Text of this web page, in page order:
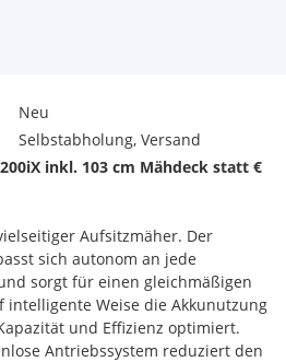
Neu
Selbstabholung, Versand
inkl. 103 cm Mähdeck statt €
Aufsitzmäher. Der
sich autonom an jede
sorgt für einen gleichmäßigen
intelligente Weise die Akkunutzung
und Effizienz optimiert.
Antriebssystem reduziert den